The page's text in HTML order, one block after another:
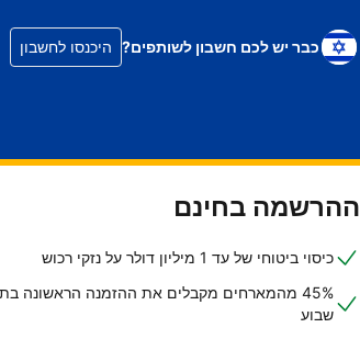
כבר יש לכם חשבון לשותפים? היכנסו לחשבון
ההרשמה בחינם
כיסוי ביטוחי של עד 1 מיליון דולר על נזקי רכוש
45% מהמארחים מקבלים את ההזמנה הראשונה
שבוע